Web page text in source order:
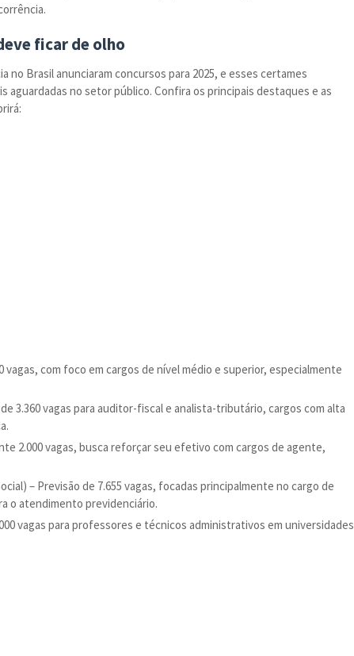
ficar de olho
no Brasil anunciaram concursos para 2025, e esses certames
aguardadas no setor público. Confira os principais destaques e as
vagas, com foco em cargos de nível médio e superior, especialmente
3.360 vagas para auditor-fiscal e analista-tributário, cargos com alta
2.000 vagas, busca reforçar seu efetivo com cargos de agente,
– Previsão de 7.655 vagas, focadas principalmente no cargo de
o atendimento previdenciário.
vagas para professores e técnicos administrativos em universidades